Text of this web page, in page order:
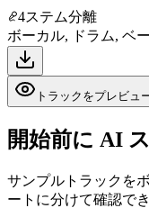
4ステム分離
ボーカル, ドラム, ベ
トラックをプレビュ
開始前に AI
サンプルトラックを
ートに分けて確認で